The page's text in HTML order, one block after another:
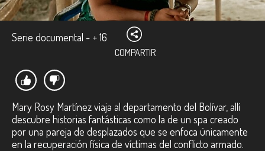
Serie documental - + 16
COMPARTIR
Mary Rosy Martínez viaja al departamento del Bolívar, allí
descubre historias fantásticas como la de un spa creado
por una pareja de desplazados que se enfoca únicamente
en la recuperación física de víctimas del conflicto armado.